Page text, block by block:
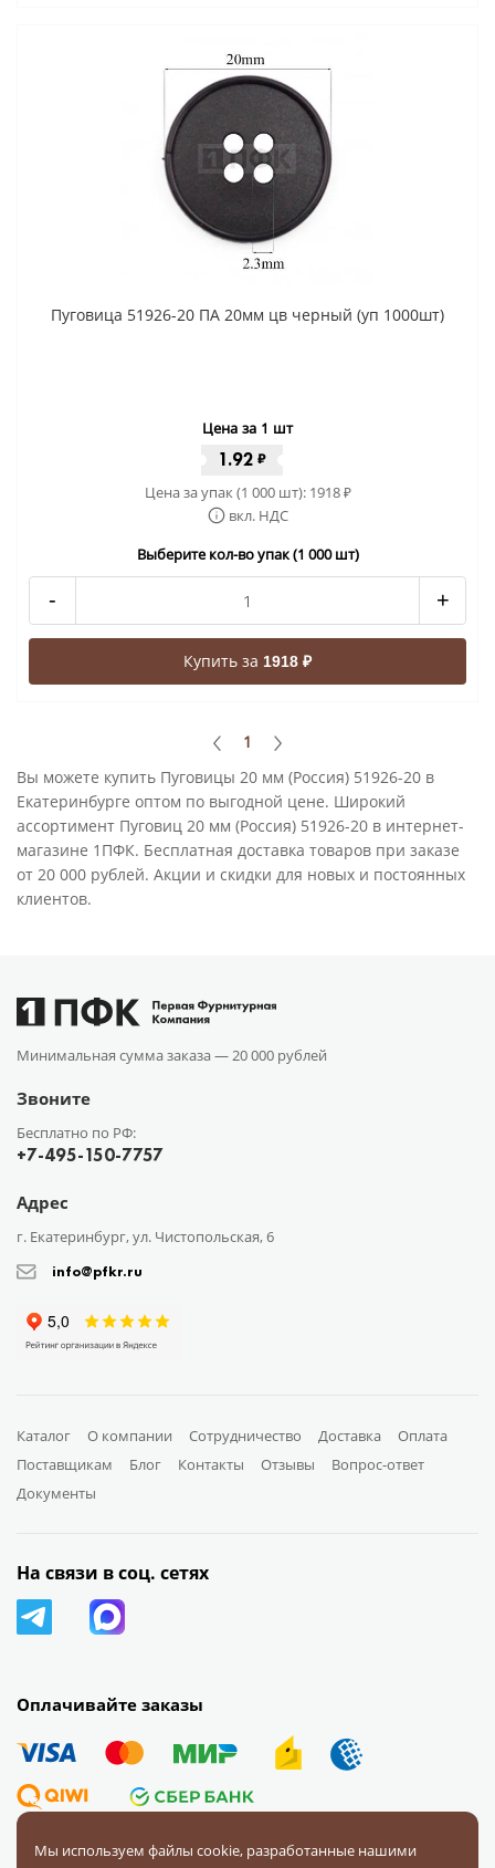
Пуговица 51926-20 ПА 20мм цв черный (уп 1000шт)
Цена за 1 шт
1.92 ₽
Цена за упак (1 000 шт): 1918₽
вкл. НДС
Выберите кол-во упак (1 000 шт)
- +
Купить за 1918 ₽
1
Вы можете купить Пуговицы 20 мм (Россия) 51926-20 в
Екатеринбурге оптом по выгодной цене. Широкий
ассортимент Пуговиц 20 мм (Россия) 51926-20 в интернет-
магазине 1ПФК. Бесплатная доставка товаров при заказе
от 20 000 рублей. Акции и скидки для новых и постоянных
клиентов.
Минимальная сумма заказа —20 000 рублей
Звоните
Бесплатно по РФ:
+7-495-150-7757
Адрес
г. Екатеринбург, ул. Чистопольская, 6
info@pfkr.ru
Каталог О компании Сотрудничество Доставка
Оплата
Поставщикам
Блог Контакты Отзывы
Вопрос-ответ
Документы
Оплачивайте заказы
На связи в соц. сетях
Мы используем файлы cookie, разработанные нашими